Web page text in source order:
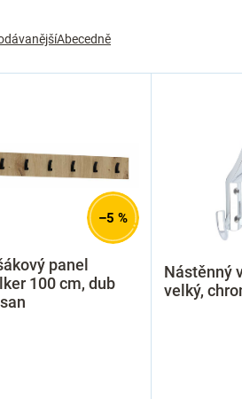
Abecedně
–5 %
panel
100 cm, dub
Nástěnný
velký,